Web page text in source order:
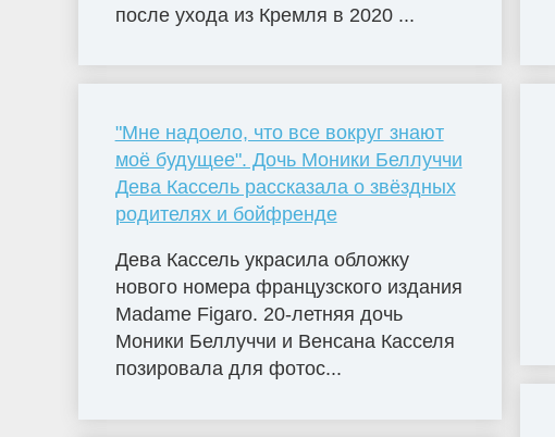
после ухода из Кремля в 2020 ...
"Мне надоело, что все вокруг знают
моё будущее". Дочь Моники Беллуччи
Дева Кассель рассказала о звёздных
родителях и бойфренде
Дева Кассель украсила обложку
нового номера французского издания
Madame Figaro. 20-летняя дочь
Моники Беллуччи и Венсана Касселя
позировала для фотос...